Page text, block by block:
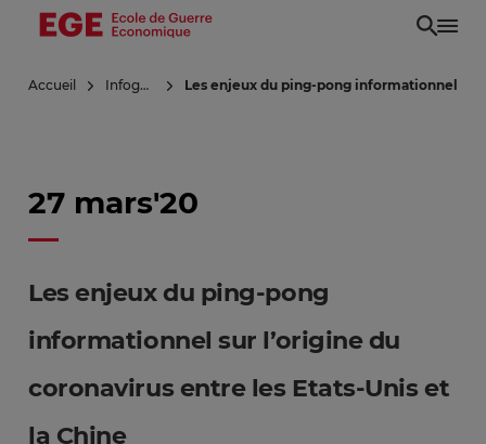
Aller
principal
Accueil Infoguerre Les enjeux du ping-pong informationnel sur
27 mars'20
Les enjeux du ping-pong
informationnel sur l’origine du
coronavirus entre les Etats-Unis et
la Chine